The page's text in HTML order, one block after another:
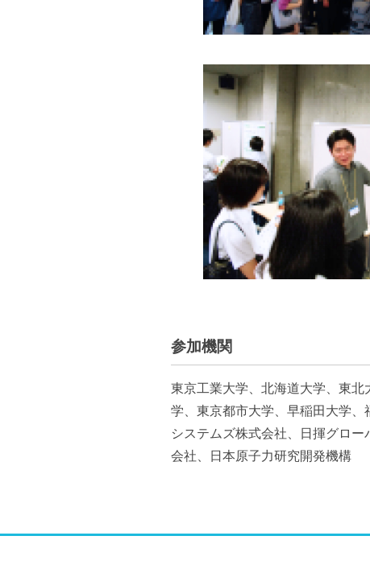
参加機関
東京工業大学、北海道大学、東
学、東京都市大学、早稲田大学
システムズ株式会社、日揮グロ
会社、日本原子力研究開発機構